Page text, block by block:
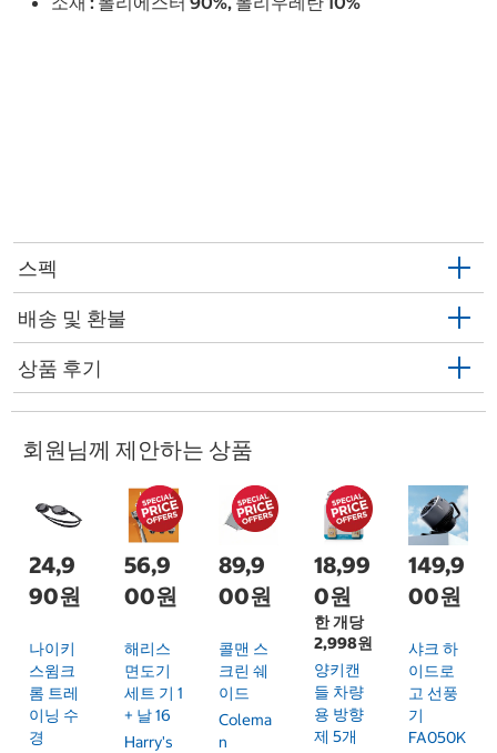
스펙
배송 및 환불
상품 후기
회원님께 제안하는 상품
24,9
90원
나이키
스윔크
롬 트레
이닝 수
경
56,9
00원
해리스
면도기
세트 기 1
+ 날 16
Harry's
89,9
00원
콜맨 스
크린 쉐
이드
Colema
N
18,99
0원
한 개당
2,998원
양키캔
들 차량
용 방향
제 5개
149,9
00원
샤크 하
이드로
고 선풍
기
FA050K